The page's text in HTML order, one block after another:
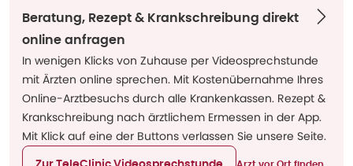
Beratung, Rezept & Krankschreibung direkt
online anfragen
In wenigen Klicks von Zuhause per Videosprechstunde
mit Ärzten online sprechen. Mit Kostenübernahme Ihres
Online-Arztbesuchs durch alle Krankenkassen. Rezept &
Krankschreibung nach ärztlichem Ermessen in der App.
Mit Klick auf eine der Buttons verlassen Sie unsere Seite.